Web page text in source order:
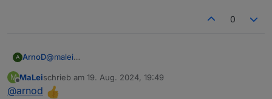
0
A ArnoD@malei
da die PV-Leistung erfasst. Mann müsste dann aus
IstPvErtragLM0_kWh und IstPvErtragLM1_kWh die
M
Offline
MaLeischrieb am 19. Aug. 2024, 19:49
zuletzt editiert von
@arnod